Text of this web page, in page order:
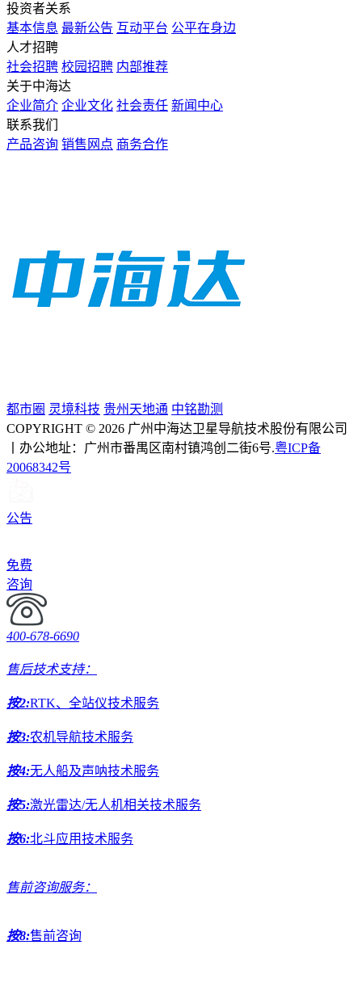
投资者关系
基本信息 最新公告 互动平台 公平在身边
人才招聘
社会招聘 校园招聘 内部推荐
关于中海达
企业简介 企业文化 社会责任 新闻中心
联系我们
产品咨询 销售网点 商务合作
都市圈 灵境科技 贵州天地通 中铭勘测
COPYRIGHT © 2026 广州中海达卫星导航技术股份有限公司
丨办公地址：广州市番禺区南村镇鸿创二街6号.粤ICP备
20068342号
公告
免费
咨询
400-678-6690
售后技术支持：
按2:RTK、全站仪技术服务
按3:农机导航技术服务
按4:无人船及声呐技术服务
按5:激光雷达/无人机相关技术服务
按6:北斗应用技术服务
售前咨询服务：
按8:售前咨询